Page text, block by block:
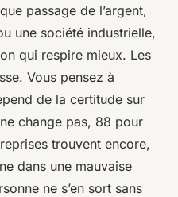
passage de l’argent,
une société industrielle,
qui respire mieux. Les
Vous pensez à
de la certitude sur
change pas, 88 pour
trouvent encore,
dans une mauvaise
ne s’en sort sans